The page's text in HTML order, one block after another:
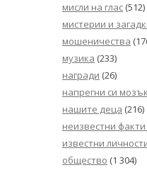
мисли на глас (512)
мистерии и
мошеничества
музика (233)
награди (26)
напрегни си
нашите деца (216)
неизвестни
известни
общество (1 304)